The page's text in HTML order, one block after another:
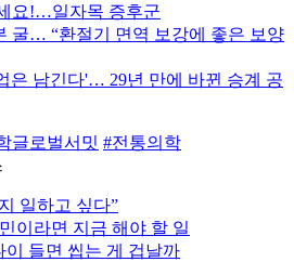
요!…일자목 증후군
굴… “환절기 면역 보강에 좋은 보양
은 남긴다'… 29년 만에 바뀐 승계 공
글로벌서밋 #전통의학
일하고 싶다”
이라면 지금 해야 할 일
이 들면 씹는 게 겁날까